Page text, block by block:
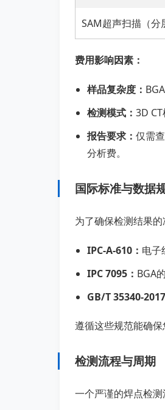
SAM超声扫描（分
费用影响因素：
样品复杂度：
检测模式： 3D
报告要求： 仅需
分析费。
国际标准与数据
为了确保检测结果
IPC-A-610： 电子
IPC 7095： BGA
GB/T 35340-2017
遵循这些规范能确
检测流程与周期
一个严谨的焊点检测